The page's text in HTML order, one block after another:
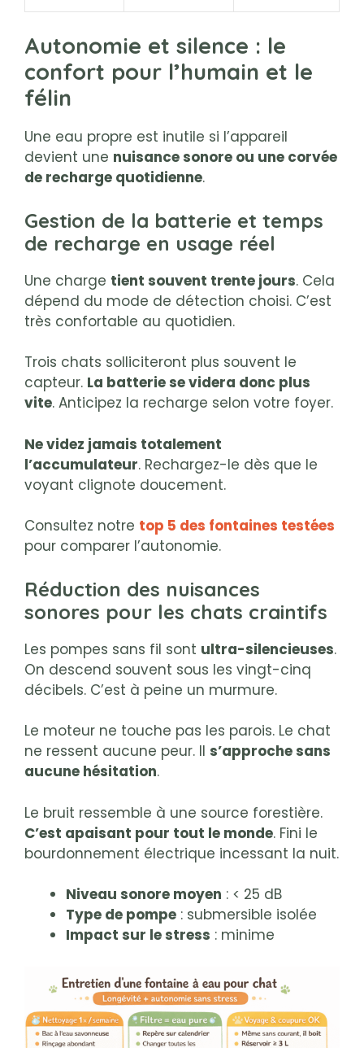
Autonomie et silence : le
confort pour l’humain et le
félin
Une eau propre est inutile si l’appareil
devient une nuisance sonore ou une corvée
de recharge quotidienne.
Gestion de la batterie et temps
de recharge en usage réel
Une charge tient souvent trente jours. Cela
dépend du mode de détection choisi. C’est
très confortable au quotidien.
Trois chats solliciteront plus souvent le
capteur. La batterie se videra donc plus
vite. Anticipez la recharge selon votre foyer.
Ne videz jamais totalement
l’accumulateur. Rechargez-le dès que le
voyant clignote doucement.
Consultez notre top 5 des fontaines testées
pour comparer l’autonomie.
Réduction des nuisances
sonores pour les chats craintifs
Les pompes sans fil sont ultra-silencieuses.
On descend souvent sous les vingt-cinq
décibels. C’est à peine un murmure.
Le moteur ne touche pas les parois. Le chat
ne ressent aucune peur. Il s’approche sans
aucune hésitation.
Le bruit ressemble à une source forestière.
C’est apaisant pour tout le monde. Fini le
bourdonnement électrique incessant la nuit.
Niveau sonore moyen : < 25 dB
Type de pompe : submersible isolée
Impact sur le stress : minime